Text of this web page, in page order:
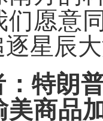
们愿意
星辰
：特朗
美商品